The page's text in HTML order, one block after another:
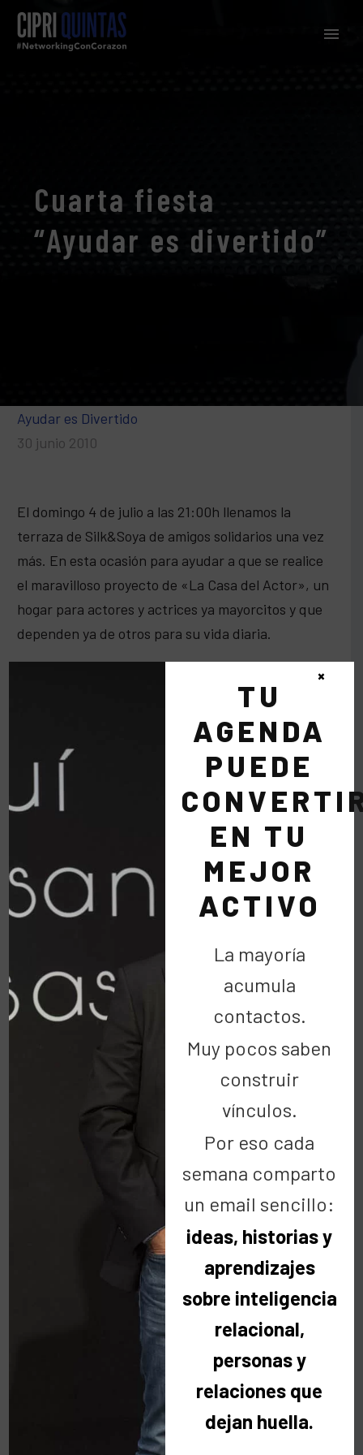
Cuarta fiesta
“Ayudar es divertido”
Ayudar es Divertido
30 junio 2010
El domingo 4 de julio a las 21:00h llenamos la
terraza de Silk&Soya de amigos solidarios una vez
más. En esta ocasión para ayudar a que se realice
el maravilloso proyecto de «La Casa del Actor», un
hogar para actores y actrices ya mayorcitos y que
dependen ya de otros para su vida diaria.
Eventos Fiestas
TU
AGENDA
PUEDE
EN TU
MEJOR
ACTIVO
La mayoría
acumula
contactos.
Muy pocos saben
construir
vínculos.
Por eso cada
semana comparto
un email sencillo:
ideas, historias y
aprendizajes
sobre inteligencia
relacional,
personas y
relaciones que
dejan huella.
×